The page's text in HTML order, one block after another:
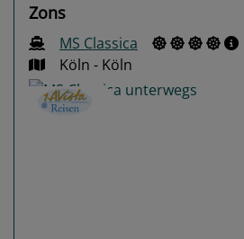
Zons
MS Classica
Köln - Köln